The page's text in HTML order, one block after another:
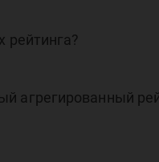
рейтинга?
агрегированный